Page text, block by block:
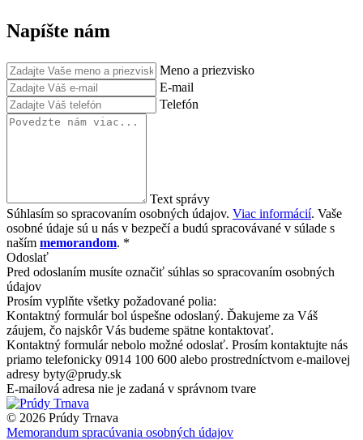
Napíšte nám
Meno a priezvisko
E-mail
Telefón
Text správy
Súhlasím so spracovaním osobných údajov. Viac informácií. Vaše
osobné údaje sú u nás v bezpečí a budú spracovávané v súlade s
naším memorandom. *
Odoslať
Pred odoslaním musíte označiť súhlas so spracovaním osobných
údajov
Prosím vyplňte všetky požadované polia:
Kontaktný formulár bol úspešne odoslaný. Ďakujeme za Váš
záujem, čo najskôr Vás budeme spätne kontaktovať.
Kontaktný formulár nebolo možné odoslať. Prosím kontaktujte nás
priamo telefonicky 0914 100 600 alebo prostredníctvom e-mailovej
adresy byty@prudy.sk
E-mailová adresa nie je zadaná v správnom tvare
© 2026 Prúdy Trnava
Memorandum spracúvania osobných údajov